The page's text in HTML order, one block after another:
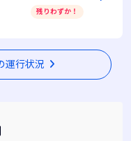
残りわずか！
運行状況